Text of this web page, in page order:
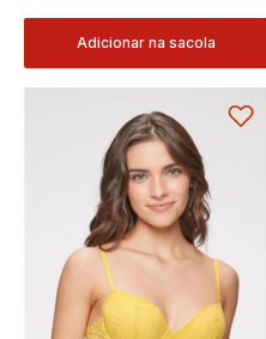
Adicionar na sacola